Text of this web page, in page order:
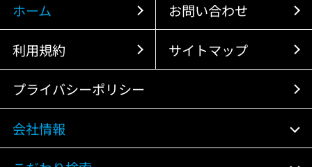
ホーム お問い合わせ
利用規約 サイトマップ
プライバシーポリシー
会社情報